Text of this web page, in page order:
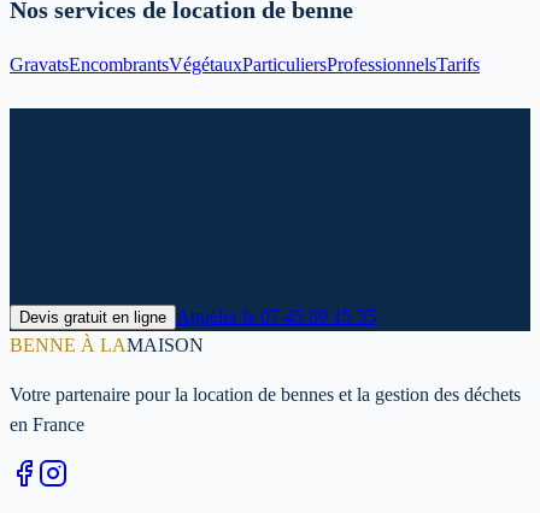
Nos services de location de benne
GravatsEncombrantsVégétauxParticuliersProfessionnelsTarifs
Devis gratuit en ligne Appeler le 07 45 89 15 35
BENNE À LAMAISON
Votre partenaire pour la location de bennes et la gestion des déchets
en France